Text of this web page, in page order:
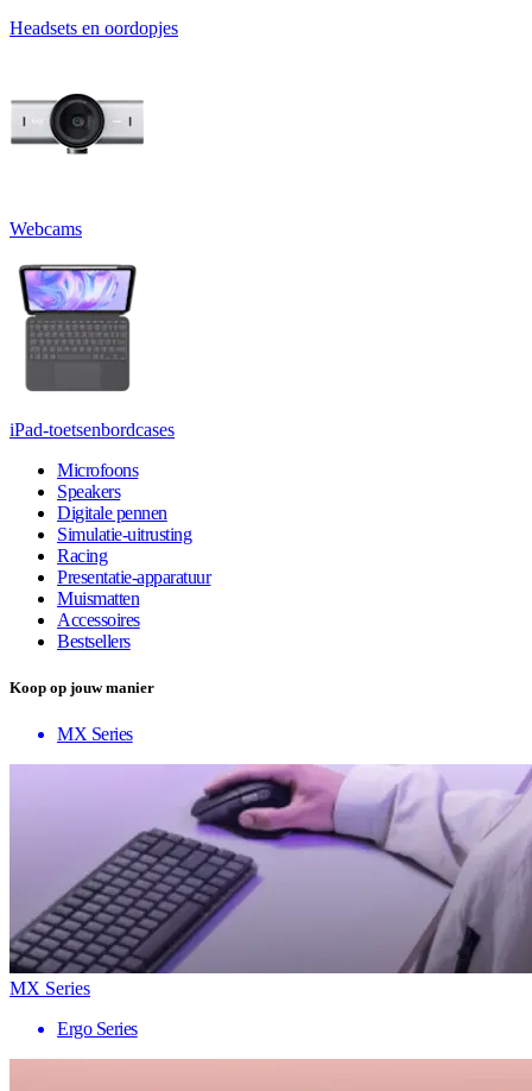
Headsets en oordopjes
Webcams
iPad-toetsenbordcases
Microfoons
Speakers
Digitale pennen
Simulatie-uitrusting
Racing
Presentatie-apparatuur
Muismatten
Accessoires
Bestsellers
Koop op jouw manier
MX Series
MX Series
Ergo Series